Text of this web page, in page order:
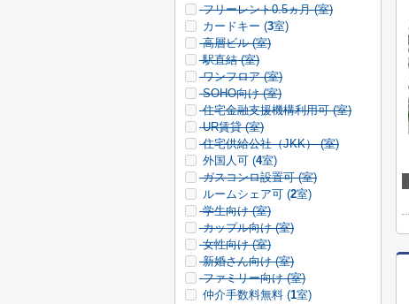
フリーレント0.5ヵ月 (室)
カードキー (3室)
高層ビル (室)
駅直結 (室)
ワンフロア (室)
SOHO向け (室)
住宅金融支援機構利用可 (室)
UR賃貸 (室)
住宅供給公社（JKK） (室)
外国人可 (4室)
ガスコンロ設置可 (室)
ルームシェア可 (2室)
学生向け (室)
カップル向け (室)
女性向け (室)
新婚さん向け (室)
ファミリー向け (室)
仲介手数料無料 (1室)